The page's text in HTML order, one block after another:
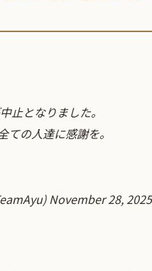
止となりました。
の人達に感謝を。
November 28, 2025